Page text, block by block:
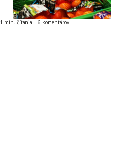
1 min. čítania | 6 komentárov